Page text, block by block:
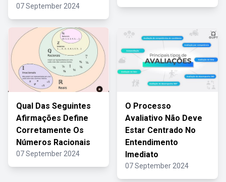
07 September 2024
Qual Das Seguintes
Afirmações Define
Corretamente Os
Números Racionais
07 September 2024
O Processo
Avaliativo Não Deve
Estar Centrado No
Entendimento
Imediato
07 September 2024